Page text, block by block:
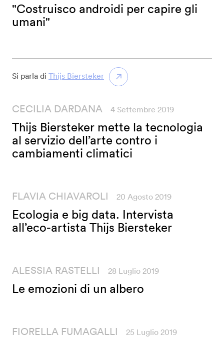
"Costruisco androidi per capire gli
umani"
Si parla di Thijs Biersteker
CECILIA DARDANA 4 Settembre 2019
Thijs Biersteker mette la tecnologia
al servizio dell’arte contro i
cambiamenti climatici
FLAVIA CHIAVAROLI 20 Agosto 2019
Ecologia e big data. Intervista
all’eco-artista Thijs Biersteker
ALESSIA RASTELLI 28 Luglio 2019
Le emozioni di un albero
FIORELLA FUMAGALLI 25 Luglio 2019